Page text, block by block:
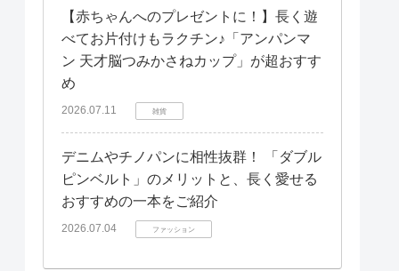
【赤ちゃんへのプレゼントに！】長く遊
べてお片付けもラクチン♪「アンパンマ
ン 天才脳つみかさねカップ」が超おすす
め
2026.07.11 雑貨
デニムやチノパンに相性抜群！ 「ダブル
ピンベルト」のメリットと、長く愛せる
おすすめの一本をご紹介
2026.07.04 ファッション